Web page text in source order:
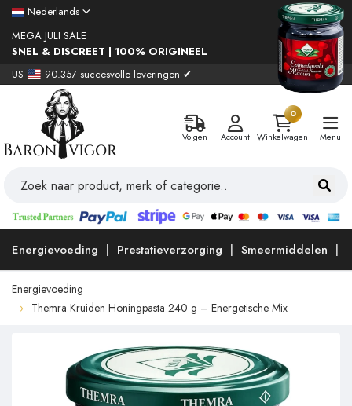
Nederlands
MEGA JULI SALE
SNEL & DISCREET | 100% ORIGINEEL
US
90.357 succesvolle leveringen ✔
Volgen Account
0
Winkelwagen
Menu
Energievoeding Prestatieverzorging Smeermiddelen
Energievoeding
Themra Kruiden Honingpasta 240 g – Energetische Mix